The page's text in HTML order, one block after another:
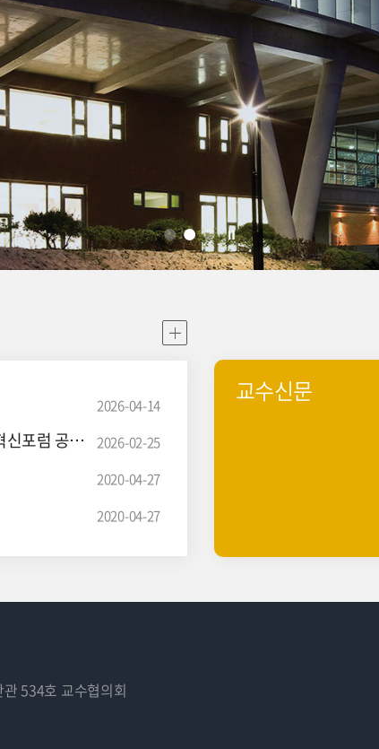
2026-04-14
교수협의회–교원노조–직원노조 2차 정례 만남 및 배재혁신포럼 공동 운영 안내
2026-02-25
2020-04-27
2020-04-27
교수신문
534호 교수협의회